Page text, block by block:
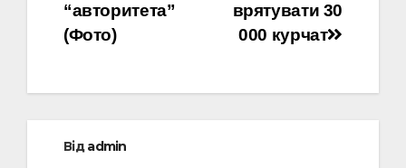
врятувати 30
000 курчат
“авторитета”
(Фото)
Відadmin